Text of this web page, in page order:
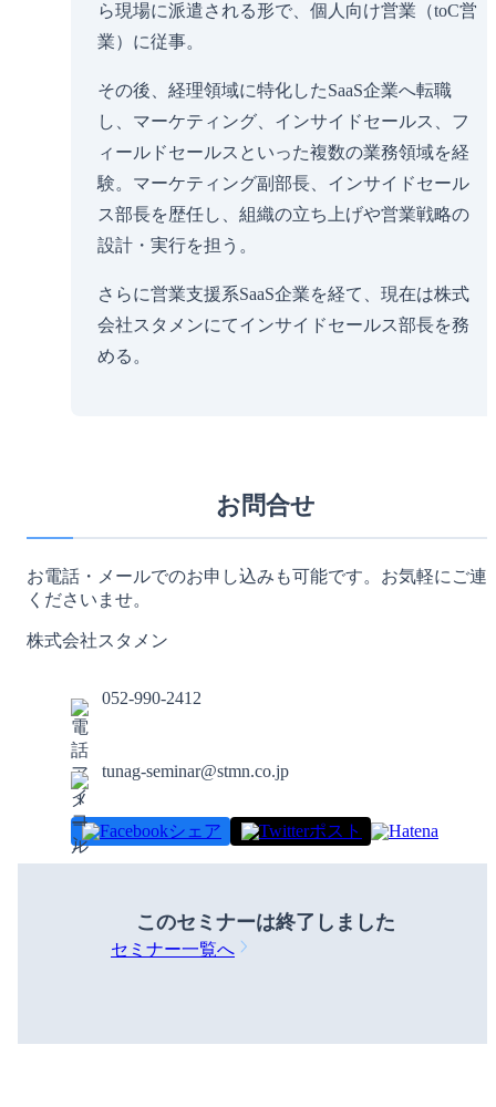
ら現場に派遣される形で、個人向け営業（toC営
業）に従事。
その後、経理領域に特化したSaaS企業へ転職
し、マーケティング、インサイドセールス、フ
ィールドセールスといった複数の業務領域を経
験。マーケティング副部長、インサイドセール
ス部長を歴任し、組織の立ち上げや営業戦略の
設計・実行を担う。
さらに営業支援系SaaS企業を経て、現在は株式
会社スタメンにてインサイドセールス部長を務
める。
お問合せ
お電話・メールでのお申し込みも可能です。お気軽にご連
くださいませ。
株式会社スタメン
052-990-2412
tunag-seminar@stmn.co.jp
シェア ポスト
このセミナーは終了しました
セミナー一覧へ